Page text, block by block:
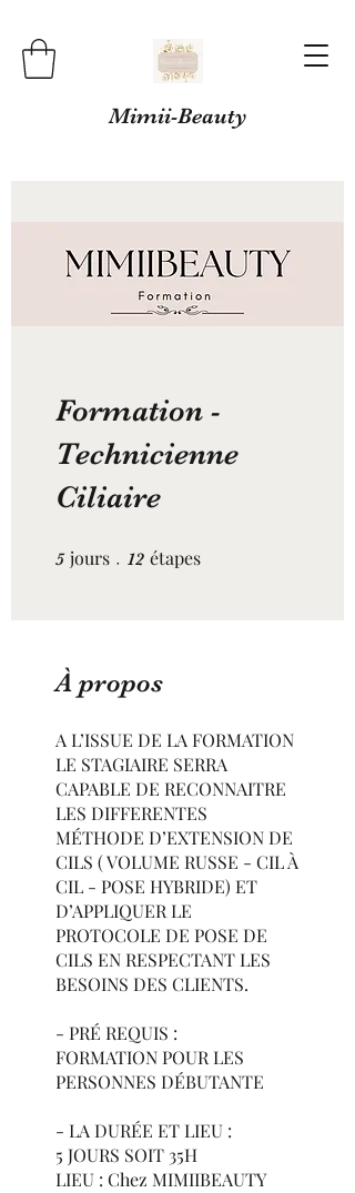
Mimii-Beauty
Formation -
Technicienne
Ciliaire
5 jours 5 jours
12 étapes
À propos
A L’ISSUE DE LA FORMATION
LE STAGIAIRE SERRA
CAPABLE DE RECONNAITRE
LES DIFFERENTES
MÉTHODE D’EXTENSION DE
CILS ( VOLUME RUSSE - CIL À
CIL - POSE HYBRIDE) ET
D’APPLIQUER LE
PROTOCOLE DE POSE DE
CILS EN RESPECTANT LES
BESOINS DES CLIENTS.
- PRÉ REQUIS :
FORMATION POUR LES
PERSONNES DÉBUTANTE
- LA DURÉE ET LIEU :
5 JOURS SOIT 35H
LIEU : Chez MIMIIBEAUTY